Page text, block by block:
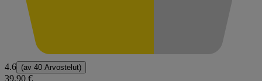
4.6 (av 40 Arvostelut)
39,90 €